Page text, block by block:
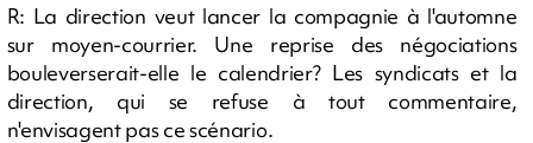
R: La direction veut lancer la compagnie à l'automne
sur moyen-courrier. Une reprise des négociations
bouleverserait-elle le calendrier? Les syndicats et la
direction, qui se refuse à tout commentaire,
n'envisagent pas ce scénario.